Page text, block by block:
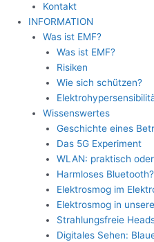
Kontakt
INFORMATION
Was ist EMF?
Was ist EMF?
Risiken
Wie sich schützen?
Wissenswertes
Geschichte eines
Das 5G Experiment
WLAN: praktisch
Harmloses Bluetooth?
Elektrosmog im
Elektrosmog in
Strahlungsfreie
Digitales Sehen: